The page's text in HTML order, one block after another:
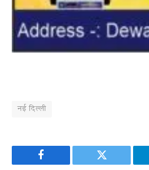
नई दिल्ली
Facebook Twitter